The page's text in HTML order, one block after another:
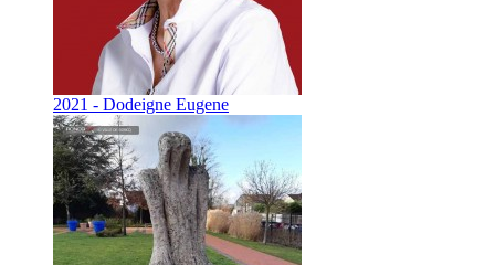
2021 - Dodeigne Eugene